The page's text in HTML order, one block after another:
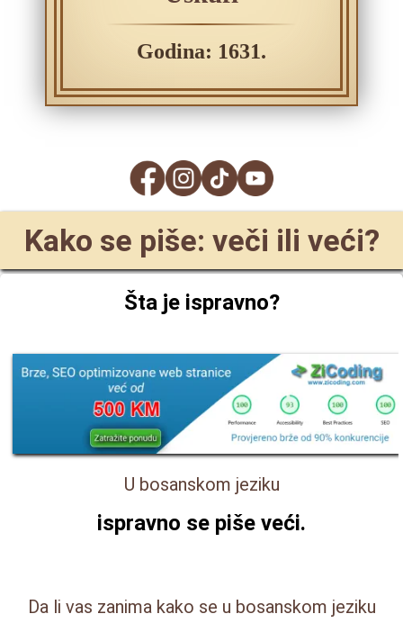
Godina: 1631.
Kako se piše: veči ili veći?
Šta je ispravno?
U bosanskom jeziku
ispravno se piše veći.
Da li vas zanima kako se u bosanskom jeziku